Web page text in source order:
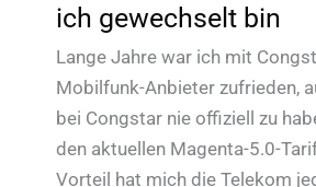
ich gewechselt bin
Lange Jahre war ich mit
Mobilfunk-Anbieter zufrieden,
bei Congstar nie offiziell zu
den aktuellen Magenta-5.0-
Vorteil hat mich die Telekom